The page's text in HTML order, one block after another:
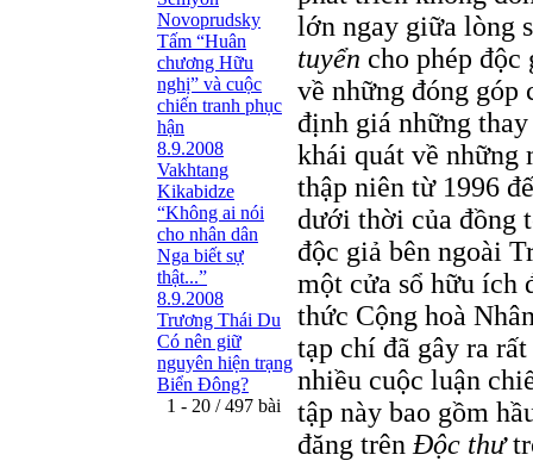
Novoprudsky
Tấm “Huân
chương Hữu
nghị” và cuộc
chiến tranh phục
hận
8.9.2008
Vakhtang
Kikabidze
“Không ai nói
cho nhân dân
Nga biết sự
thật...”
8.9.2008
Trương Thái Du
Có nên giữ
nguyên hiện trạng
Biển Đông?
1 - 20 / 497 bài
lớn ngay giữa lòng
tuyển cho phép
về những đóng
định giá những
khái quát về
thập niên từ 1996
dưới thời của đồng
độc giả bên ngoài
một cửa sổ hữu ích
thức Cộng hoà
tạp chí đã gây ra
nhiều cuộc luận
tập này bao gồm
đăng trên Ðộc thư